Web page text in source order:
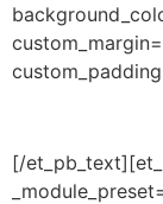
[/